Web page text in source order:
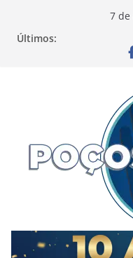
7 de
Últimos: